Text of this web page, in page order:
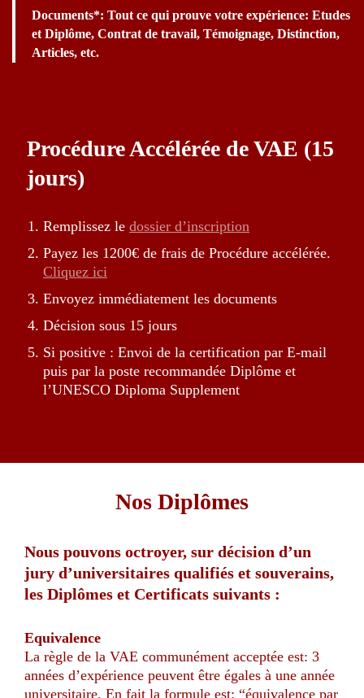
Documents*: Tout ce qui prouve votre expérience: Etudes
et Diplôme, Contrat de travail, Témoignage, Distinction,
Articles, etc.
Procédure Accélérée de VAE (15
jours)
Remplissez le dossier d’inscription
Payez les 1200€ de frais de Procédure accélérée.
Cliquez ici
Envoyez immédiatement les documents
Décision sous 15 jours
Si positive : Envoi de la certification par E-mail
puis par la poste recommandée Diplôme et
l’UNESCO Diploma Supplement
Nos Diplômes
Nous pouvons octroyer, sur décision d’un
jury d’universitaires qualifiés et souverains,
les Diplômes et Certificats suivants :
Equivalence
La règle de la VAE communément acceptée est: 3
années d’expérience peuvent être égales à une année
universitaire. En fait la formule est: “équivalence par